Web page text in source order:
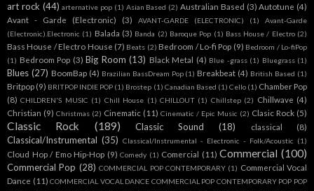
art rock (44) arternative pop (1) Asian Based (2) Australian Based (3) Autotune (4)
Avant - Garde (Electronic)
(3) AVANT-GARDE (ELECTRONIC) (1)
Avant-Garde
(Electronic).Electronic (1) Balada (3) Banda (2) Baroque Pop (1) Bass House / Electro (2)
Bass House / Electro House (7) Beats (2) Bedroom / Lo-fi Pop (9) Bedroom / Lo-fiPop
(1) Bedroom Pop (3) Big Room (13) Black Metal (4) Blue -grass (1) Bluegrass (1)
Blues (27) BoomBap (4) Brazilian BassDream Pop (1) Breakbeat (4) British Based (1)
Britpop (9) BRITPOP INDIE POP (1) Brostep (1) Canadian Based (1) Cello (1) Chamber Pop
(8) CHILDREN'S MUSIC (1) Chill House (1) CHILLOUT (1) Chillstep (2) Chillwave (4)
Christian (9) Christmas (2) Cinematic (11) Cinematic / Epic Music (2) Clasic Rock (5)
Classic Rock (189) Classic Sound (18) classical (8)
Classical/Instrumental (35) Classical/Instrumental - Electronic - Folk/Acoustic (1)
Cloud Hop / Emo Hip-Hop (9) Comedy (1) Comercial (11) Commercial (100)
Commercial Pop (28) COMMERCIAL POP CONTEMPORARY (1) Commercial Vocal
Dance (11) COMMERCIAL VOCAL DANCE COMMERCIAL POP CONTEMPORARY POP POP